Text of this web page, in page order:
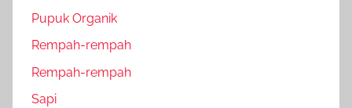
Pupuk Organik
Rempah-rempah
Rempah-rempah
Sapi